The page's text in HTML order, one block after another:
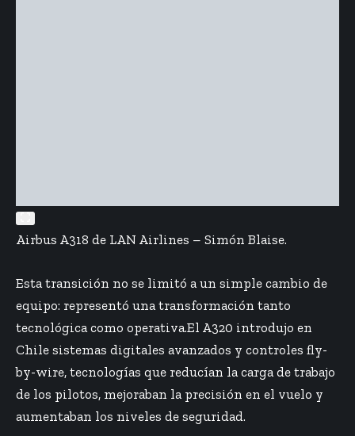
Airbus A318 de LAN Airlines – Simón Blaise.
Esta transición no se limitó a un simple cambio de
equipo: representó una transformación tanto
tecnológica como operativa.El A320 introdujo en
Chile sistemas digitales avanzados y controles fly-
by-wire, tecnologías que reducían la carga de trabajo
de los pilotos, mejoraban la precisión en el vuelo y
aumentaban los niveles de seguridad.